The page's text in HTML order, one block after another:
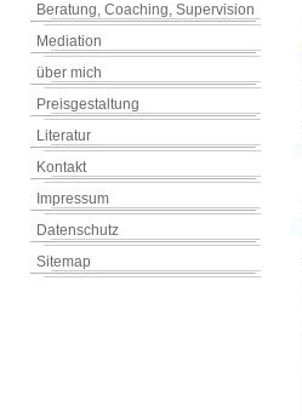
Beratung, Coaching, Supervision
Mediation
über mich
Preisgestaltung
Literatur
Kontakt
Impressum
Datenschutz
Sitemap